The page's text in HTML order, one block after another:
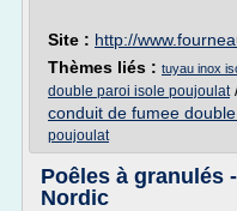
Site : http://
Thèmes liés : tuyau inox
double paroi isole poujoulat
conduit de fumee
poujoulat
Poêles à granulés
Nordic